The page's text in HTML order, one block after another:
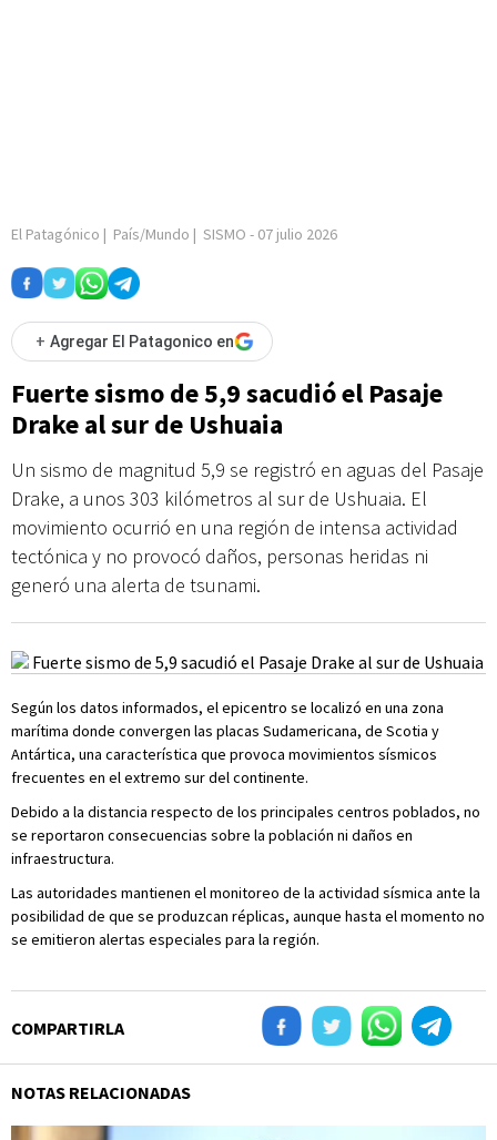
El Patagónico | País/Mundo | SISMO - 07 julio 2026
+ Agregar El Patagonico en
Fuerte sismo de 5,9 sacudió el Pasaje
Drake al sur de Ushuaia
Un sismo de magnitud 5,9 se registró en aguas del Pasaje
Drake, a unos 303 kilómetros al sur de Ushuaia. El
movimiento ocurrió en una región de intensa actividad
tectónica y no provocó daños, personas heridas ni
generó una alerta de tsunami.
Según los datos informados, el epicentro se localizó en una zona
marítima donde convergen las placas Sudamericana, de Scotia y
Antártica, una característica que provoca movimientos sísmicos
frecuentes en el extremo sur del continente.
Debido a la distancia respecto de los principales centros poblados, no
se reportaron consecuencias sobre la población ni daños en
infraestructura.
Las autoridades mantienen el monitoreo de la actividad sísmica ante la
posibilidad de que se produzcan réplicas, aunque hasta el momento no
se emitieron alertas especiales para la región.
COMPARTIRLA
NOTAS RELACIONADAS